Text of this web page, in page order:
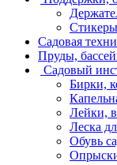
Садовая
Пруды,
Садовый
Бирки,
Лейки,
Леска
Обувь